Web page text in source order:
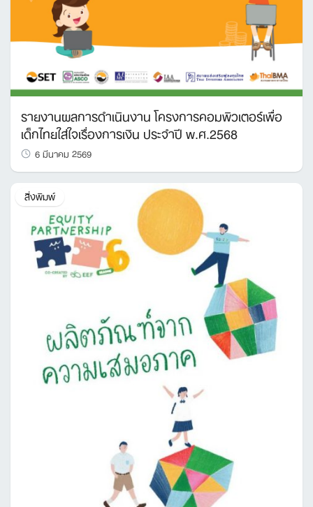
รายงานผลการดำเนินงาน โครงการคอมพิวเตอร์เพื่อ
เด็กไทยใส่ใจเรื่องการเงิน ประจำปี พ.ศ.2568
6 มีนาคม 2569
สิ่งพิมพ์